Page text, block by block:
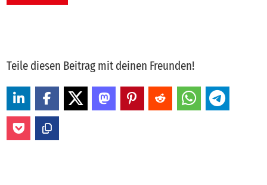
Teile diesen Beitrag mit deinen Freunden!